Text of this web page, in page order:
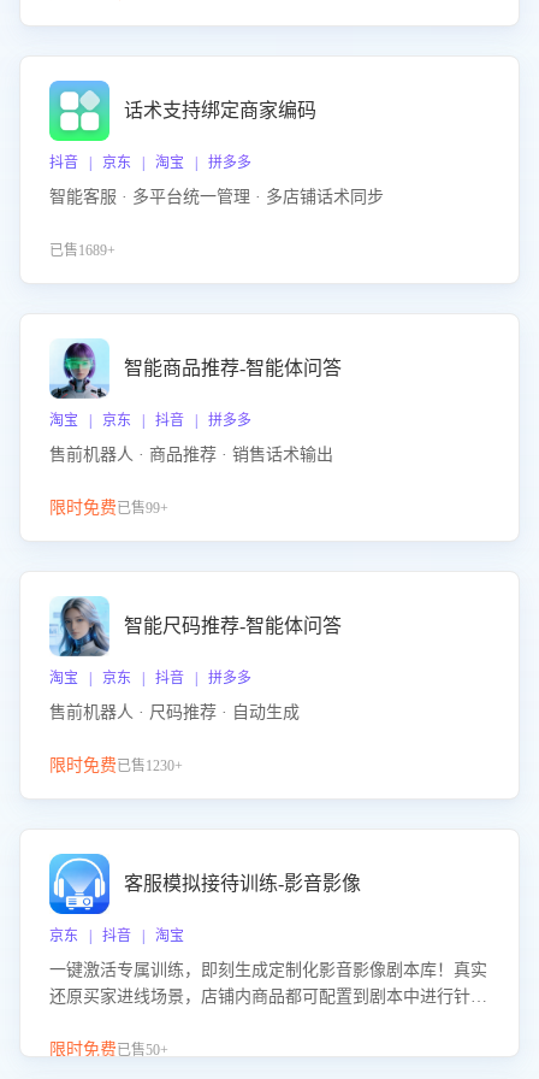
话术支持绑定商家编码
抖音 | 京东 | 淘宝 | 拼多多
智能客服 · 多平台统一管理 · 多店铺话术同步
已售1689+
智能商品推荐-智能体问答
淘宝 | 京东 | 抖音 | 拼多多
售前机器人 · 商品推荐 · 销售话术输出
限时免费已售99+
智能尺码推荐-智能体问答
淘宝 | 京东 | 抖音 | 拼多多
售前机器人 · 尺码推荐 · 自动生成
限时免费已售1230+
客服模拟接待训练-影音影像
京东 | 抖音 | 淘宝
一键激活专属训练，即刻生成定制化影音影像剧本库！真实
还原买家进线场景，店铺内商品都可配置到剧本中进行针对
击 “立即开通”，快速获取影音影像类目剧本，一键开启客服
限时免费已售50+